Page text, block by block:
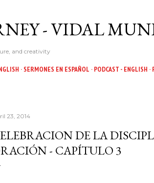
- VIDAL
and creativity
SERMONES EN ESPAÑOL PODCAST - ENGLISH
23, 2014
DE LA
- CAPÍTULO 3